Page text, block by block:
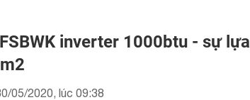
inverter 1000btu - sự lựa
05/2020, lúc 09:38